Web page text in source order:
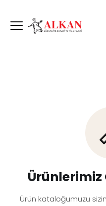
Ürün kataloğumuzu